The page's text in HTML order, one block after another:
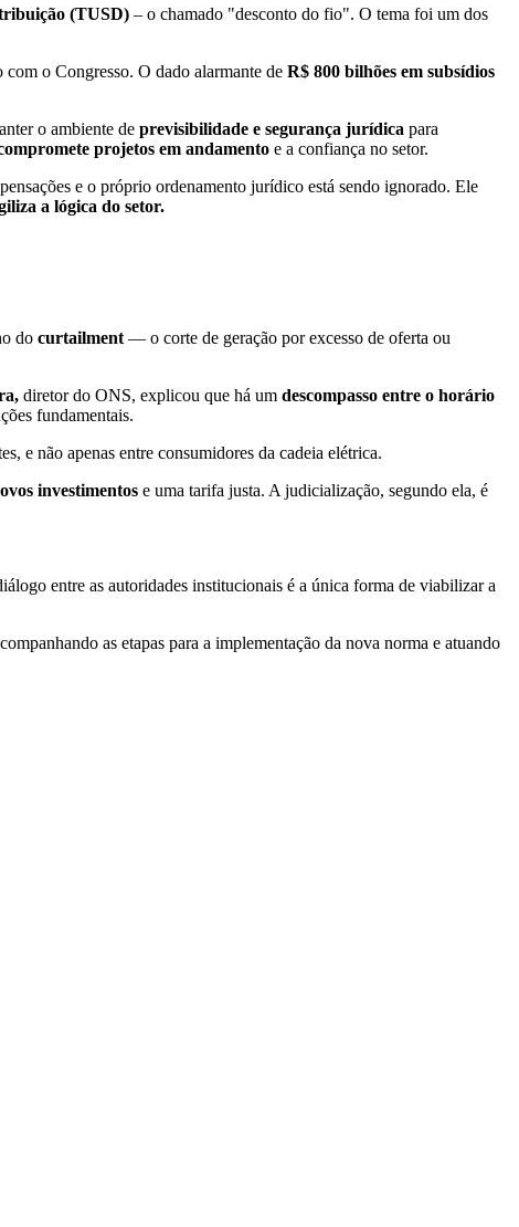
(TUSD) – o chamado "desconto do fio". O tema foi um dos
com o Congresso. O dado alarmante de R$ 800 bilhões em subsídios
o ambiente de previsibilidade e segurança jurídica para
projetos em andamento e a confiança no setor.
e o próprio ordenamento jurídico está sendo ignorado. Ele
a lógica do setor.
do curtailment — o corte de geração por excesso de oferta ou
diretor do ONS, explicou que há um descompasso entre o horário
fundamentais.
e não apenas entre consumidores da cadeia elétrica.
investimentos e uma tarifa justa. A judicialização, segundo ela, é
entre as autoridades institucionais é a única forma de viabilizar a
as etapas para a implementação da nova norma e atuando